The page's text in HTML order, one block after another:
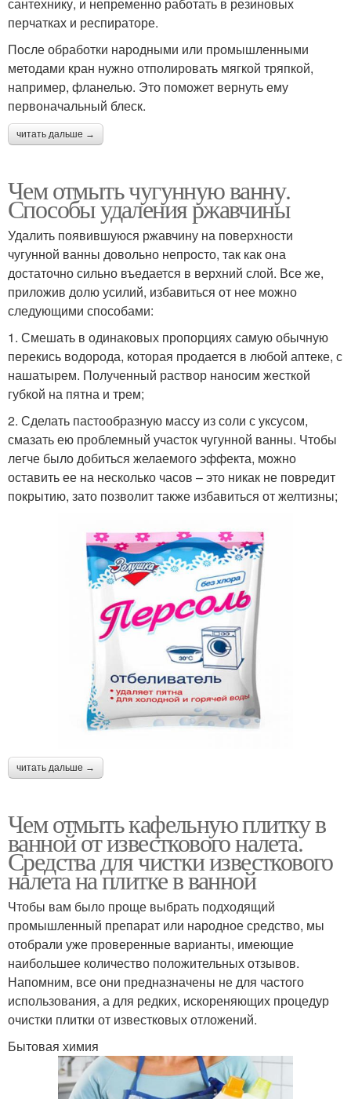
сантехнику, и непременно работать в резиновых
перчатках и респираторе.
После обработки народными или промышленными
методами кран нужно отполировать мягкой тряпкой,
например, фланелью. Это поможет вернуть ему
первоначальный блеск.
читать дальше →
Чем отмыть чугунную ванну.
Способы удаления ржавчины
Удалить появившуюся ржавчину на поверхности
чугунной ванны довольно непросто, так как она
достаточно сильно въедается в верхний слой. Все же,
приложив долю усилий, избавиться от нее можно
следующими способами:
1. Смешать в одинаковых пропорциях самую обычную
перекись водорода, которая продается в любой аптеке, с
нашатырем. Полученный раствор наносим жесткой
губкой на пятна и трем;
2. Сделать пастообразную массу из соли с уксусом,
смазать ею проблемный участок чугунной ванны. Чтобы
легче было добиться желаемого эффекта, можно
оставить ее на несколько часов – это никак не повредит
покрытию, зато позволит также избавиться от желтизны;
читать дальше →
Чем отмыть кафельную плитку в
ванной от известкового налета.
Средства для чистки известкового
налета на плитке в ванной
Чтобы вам было проще выбрать подходящий
промышленный препарат или народное средство, мы
отобрали уже проверенные варианты, имеющие
наибольшее количество положительных отзывов.
Напомним, все они предназначены не для частого
использования, а для редких, искореняющих процедур
очистки плитки от известковых отложений.
Бытовая химия